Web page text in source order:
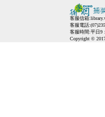
客服信箱:
客服電話
客服時間:平日9
Copyright ©